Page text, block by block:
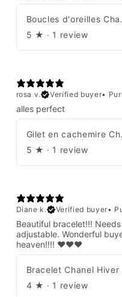
5 ★ · 1 review
rosa v.
Verified buyer•
alles perfect
Gilet
5 ★ · 1 review
Diane k.
Verified buyer•
Beautiful bracelet!!!
adjustable. Wonderful
heaven!!!! ❤️❤️❤️
4 ★ · 1 review